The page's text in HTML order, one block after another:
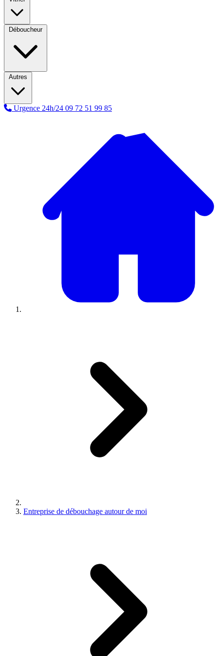
Déboucheur
Autres
Urgence 24h/24 09 72 51 99 85
Entreprise de débouchage autour de moi